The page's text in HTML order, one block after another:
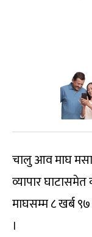
चालु आव माघ
व्यापार
माघसम्म ८ खर्ब
।